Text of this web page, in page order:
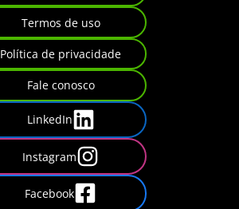
Termos de uso
Política de privacidade
Fale conosco
LinkedIn
Instagram
Facebook